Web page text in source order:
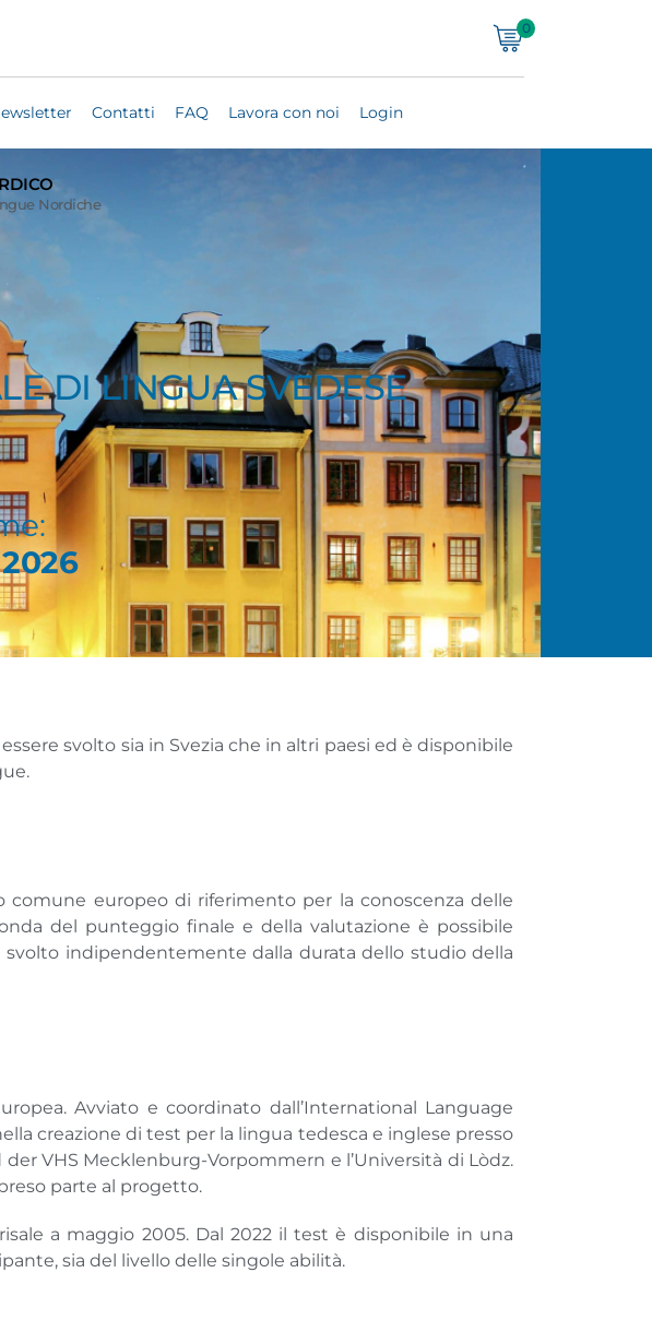
0
Contatti FAQ Lavora con noi Login
Nordiche
DI LINGUA SVEDESE
svolto sia in Svezia che in altri paesi ed è disponibile
europeo di riferimento per la conoscenza delle
del punteggio finale e della valutazione è possibile
svolto indipendentemente dalla durata dello studio della
Avviato e coordinato dall’International Language
creazione di test per la lingua tedesca e inglese presso
VHS Mecklenburg-Vorpommern e l’Università di Lòdz.
parte al progetto.
a maggio 2005. Dal 2022 il test è disponibile in una
sia del livello delle singole abilità.